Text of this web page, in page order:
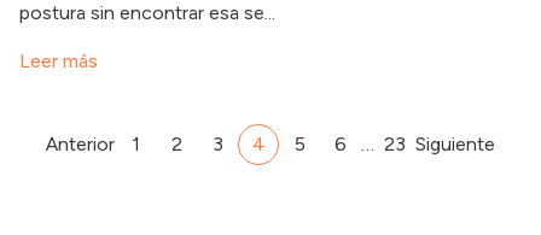
postura sin encontrar esa se...
Leer más
Anterior 1 2 3 4 5 6 … 23 Siguiente